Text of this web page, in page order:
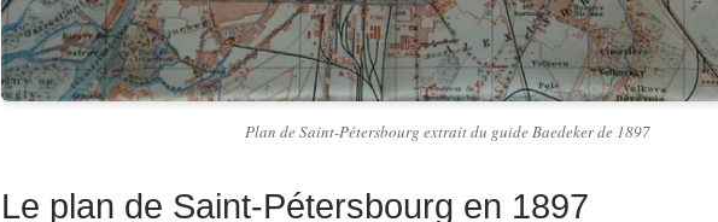
Plan de Saint-Pétersbourg extrait du guide Baedeker de 1897
Le plan de Saint-Pétersbourg en 1897